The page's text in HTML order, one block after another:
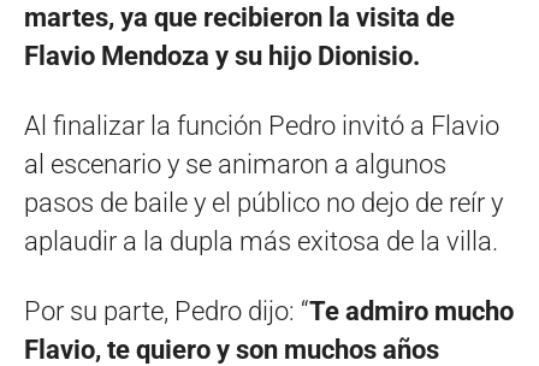
martes, ya que recibieron la visita de
Flavio Mendoza y su hijo Dionisio.
Al finalizar la función Pedro invitó a Flavio
al escenario y se animaron a algunos
pasos de baile y el público no dejo de reír y
aplaudir a la dupla más exitosa de la villa.
Por su parte, Pedro dijo: “Te admiro mucho
Flavio, te quiero y son muchos años